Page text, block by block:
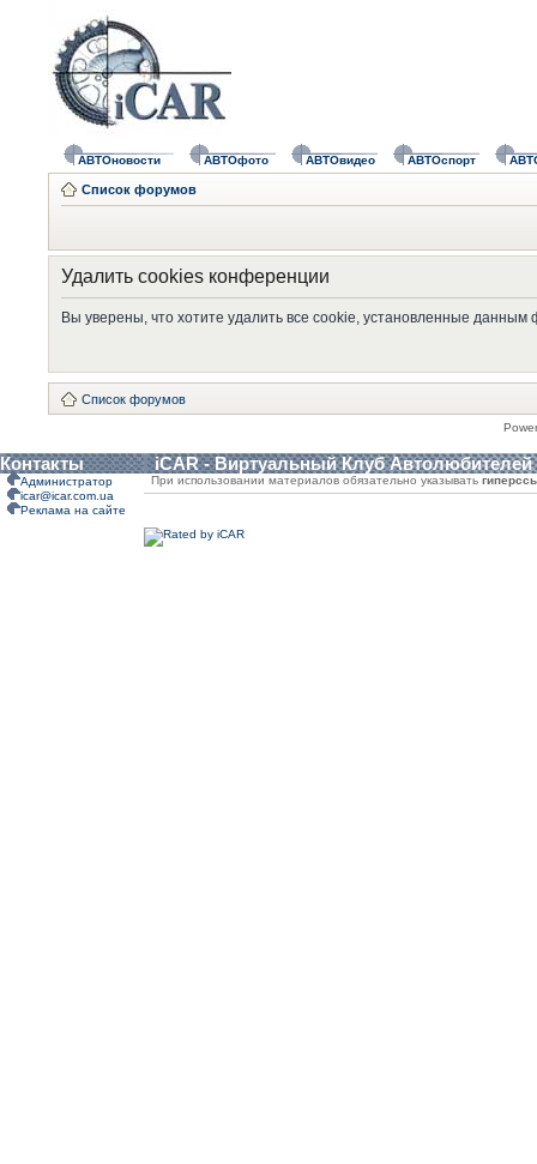
АВТОновости АВТОфото АВТОвидео АВТОспорт
Список форумов
Удалить cookies конференции
Вы уверены, что хотите удалить все cookie, установленные
Список форумов
Контакты iCAR - Виртуальный Клуб Автолюбителей
Администратор
icar@icar.com.ua
Реклама на сайте
При использовании материалов обязательно указывать